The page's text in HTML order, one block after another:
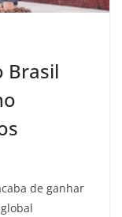
Brasil
de ganhar